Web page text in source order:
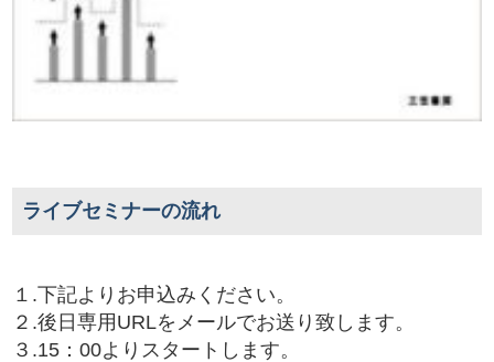
ライブセミナーの流れ
１.下記よりお申込みください。
２.後日専用URLをメールでお送り致します。
３.15：00よりスタートします。